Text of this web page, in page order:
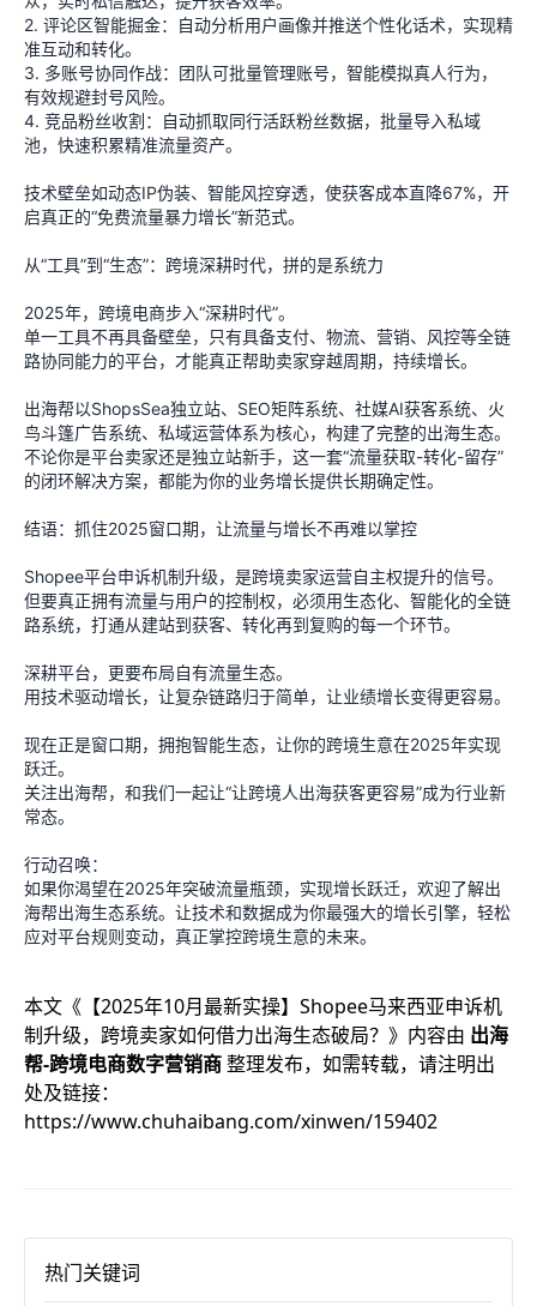
2. 评论区智能掘金：自动分析用户画像并推送个性化话术，实现精
准互动和转化。
3. 多账号协同作战：团队可批量管理账号，智能模拟真人行为，
有效规避封号风险。
4. 竞品粉丝收割：自动抓取同行活跃粉丝数据，批量导入私域
池，快速积累精准流量资产。
技术壁垒如动态IP伪装、智能风控穿透，使获客成本直降67%，开
启真正的“免费流量暴力增长”新范式。
从“工具”到“生态”：跨境深耕时代，拼的是系统力
2025年，跨境电商步入“深耕时代”。
单一工具不再具备壁垒，只有具备支付、物流、营销、风控等全链
路协同能力的平台，才能真正帮助卖家穿越周期，持续增长。
出海帮以ShopsSea独立站、SEO矩阵系统、社媒AI获客系统、火
鸟斗篷广告系统、私域运营体系为核心，构建了完整的出海生态。
不论你是平台卖家还是独立站新手，这一套“流量获取-转化-留存”
的闭环解决方案，都能为你的业务增长提供长期确定性。
结语：抓住2025窗口期，让流量与增长不再难以掌控
Shopee平台申诉机制升级，是跨境卖家运营自主权提升的信号。
但要真正拥有流量与用户的控制权，必须用生态化、智能化的全链
路系统，打通从建站到获客、转化再到复购的每一个环节。
深耕平台，更要布局自有流量生态。
用技术驱动增长，让复杂链路归于简单，让业绩增长变得更容易。
现在正是窗口期，拥抱智能生态，让你的跨境生意在2025年实现
跃迁。
关注出海帮，和我们一起让“让跨境人出海获客更容易”成为行业新
常态。
行动召唤：
如果你渴望在2025年突破流量瓶颈，实现增长跃迁，欢迎了解出
海帮出海生态系统。让技术和数据成为你最强大的增长引擎，轻松
应对平台规则变动，真正掌控跨境生意的未来。
本文《 【2025年10月最新实操】Shopee马来西亚申诉机
制升级，跨境卖家如何借力出海生态破局？ 》内容由 出海
帮-跨境电商数字营销商整理发布，如需转载，请注明出
处及链接：
https://www.chuhaibang.com/xinwen/159402
热门关键词